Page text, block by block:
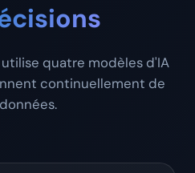
quatre modèles d'IA
continuellement de